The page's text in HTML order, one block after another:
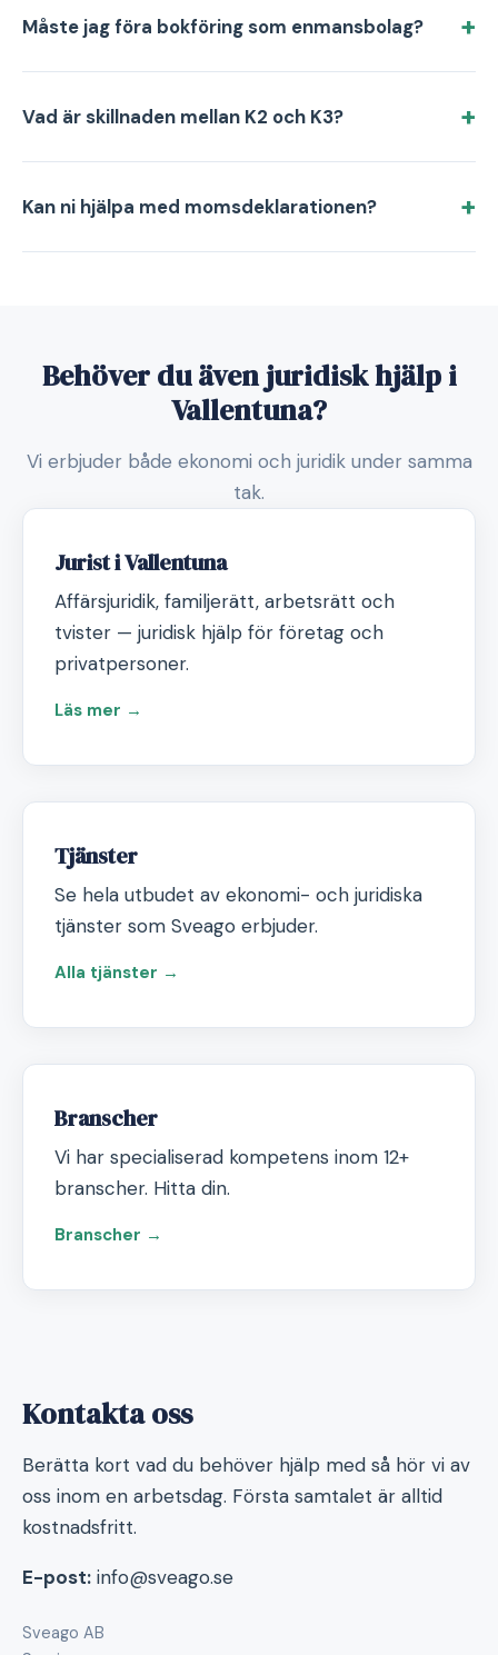
Måste jag föra bokföring som enmansbolag?
Vad är skillnaden mellan K2 och K3?
Kan ni hjälpa med momsdeklarationen?
Behöver du även juridisk hjälp i
Vallentuna?
Vi erbjuder både ekonomi och juridik under samma
tak.
Jurist i Vallentuna
Affärsjuridik, familjerätt, arbetsrätt och
tvister — juridisk hjälp för företag och
privatpersoner.
Läs mer →
Tjänster
Se hela utbudet av ekonomi- och juridiska
tjänster som Sveago erbjuder.
Alla tjänster →
Branscher
Vi har specialiserad kompetens inom 12+
branscher. Hitta din.
Branscher →
Kontakta oss
Berätta kort vad du behöver hjälp med så hör vi av
oss inom en arbetsdag. Första samtalet är alltid
kostnadsfritt.
E-post: info@sveago.se
Sveago AB